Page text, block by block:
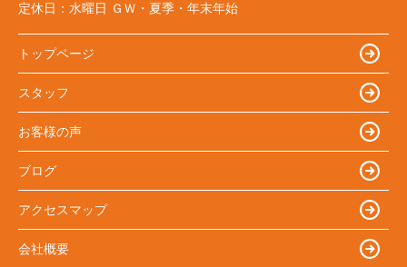
定休日： 水曜日 ＧＷ・夏季・年末年始
トップページ
スタッフ
お客様の声
ブログ
アクセスマップ
会社概要